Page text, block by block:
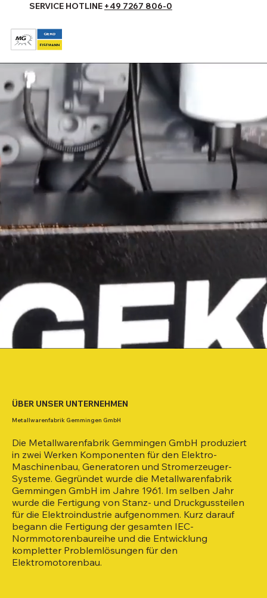
SERVICE HOTLINE +49 7267 806-0
Die Metallwarenfabrik Gemmingen GmbH produziert
in zwei Werken Komponenten für den Elektro-
Maschinenbau, Generatoren und Stromerzeuger-
Systeme. Gegründet wurde die Metallwarenfabrik
Gemmingen GmbH im Jahre 1961. Im selben Jahr
wurde die Fertigung von Stanz- und Druckgussteilen
für die Elektroindustrie aufgenommen. Kurz darauf
begann die Fertigung der gesamten IEC-
Normmotorenbaureihe und die Entwicklung
kompletter Problemlösungen für den
Elektromotorenbau.
ÜBER UNSER UNTERNEHMEN
Metallwarenfabrik Gemmingen GmbH